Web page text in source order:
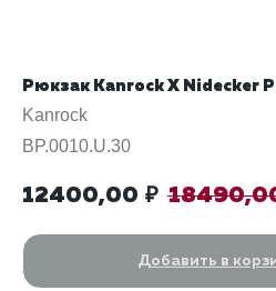
Рюкзак Kanrock X Nidecker
Kanrock
BP.0010.U.30
12400,00 ₽
Добавить в